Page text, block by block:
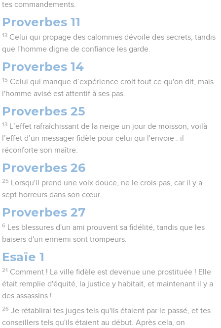
tes commandements.
Proverbes 11
13 Celui qui propage des calomnies dévoile des secrets, tandis
que l'homme digne de confiance les garde.
Proverbes 14
15 Celui qui manque d’expérience croit tout ce qu'on dit, mais
l'homme avisé est attentif à ses pas.
Proverbes 25
13
L’effet rafraîchissant de la neige un jour de moisson, voilà
l’effet d’un messager fidèle pour celui qui l'envoie : il
réconforte son maître.
Proverbes 26
25
Lorsqu'il prend une voix douce, ne le crois pas, car il y a
sept horreurs dans son cœur.
Proverbes 27
6
Les blessures d'un ami prouvent sa fidélité, tandis que les
baisers d'un ennemi sont trompeurs.
Esaïe 1
21 Comment ! La ville fidèle est devenue une prostituée ! Elle
était remplie d'équité, la justice y habitait, et maintenant il y a
des assassins !
26 Je rétablirai tes juges tels qu'ils étaient par le passé, et tes
conseillers tels qu'ils étaient au début. Après cela, on